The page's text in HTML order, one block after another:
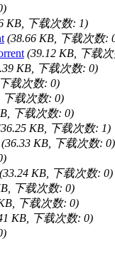
KB, 下载次数: 1)
(38.66 KB, 下载次数:
(39.12 KB, 下载
KB, 下载次数: 0)
载次数: 0)
下载次数: 0)
下载次数: 0)
KB, 下载次数: 1)
(36.33 KB, 下载次数: 0)
(33.24 KB, 下载次数: 0)
下载次数: 0)
下载次数: 0)
KB, 下载次数: 0)